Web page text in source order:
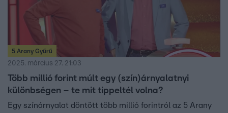
5 Arany Gyűrű
2025. március 27. 21:03
Több millió forint múlt egy (szín)árnyalatnyi
különbségen – te mit tippeltél volna?
Egy színárnyalat döntött több millió forintról az 5 Arany